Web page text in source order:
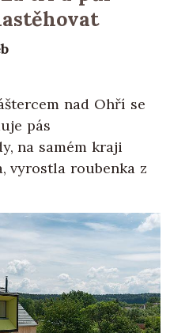
nad Ohří se
pás
na samém kraji
vyrostla roubenka z